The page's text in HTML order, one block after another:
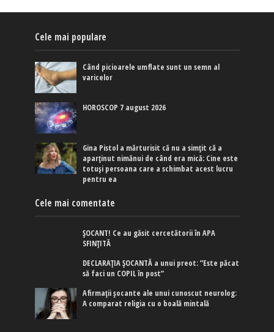
Cele mai populare
Când picioarele umflate sunt un semn al
varicelor
HOROSCOP 7 august 2026
Gina Pistol a mărturisit că nu a simțit că a
aparținut nimănui de când era mică: Cine este
totuși persoana care a schimbat acest lucru
pentru ea
Cele mai comentate
ȘOCANT! Ce au găsit cercetătorii în APA
SFINȚITĂ
DECLARAȚIA ȘOCANTĂ a unui preot: ”Este păcat
să faci un COPIL în post”
Afirmaţii şocante ale unui cunoscut neurolog:
A comparat religia cu o boală mintală